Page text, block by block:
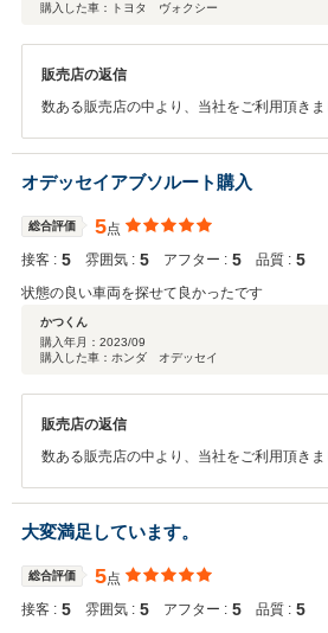
購入した車：トヨタ ヴォクシー
販売店の返信
数ある販売店の中より、当社をご利用頂き
相談を頂けたらと思っております。 今後共
宜しくお願い致します。
オデッセイアブソルート購入
総合評価 5点
接客 : 5 雰囲気 : 5 アフター : 5 品質 : 5
状態の良い車両を探せて良かったです
かつくん
購入年月： 2023/09
購入した車：ホンダ オデッセイ
販売店の返信
数ある販売店の中より、当社をご利用頂き
頂けたらと思っております。 今後共、末永
お願い致します。
大変満足しています。
総合評価 5点
接客 : 5 雰囲気 : 5 アフター : 5 品質 : 5